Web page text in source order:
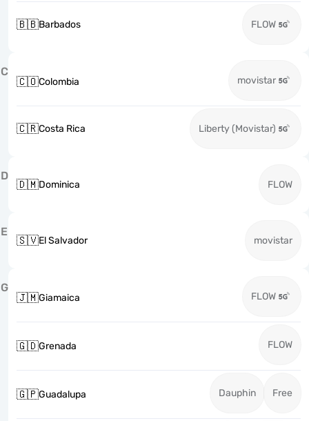
🇧🇧Barbados FLOW
C
🇨🇴Colombia movistar
🇨🇷Costa Rica Liberty (Movistar)
D
🇩🇲Dominica FLOW
E
🇸🇻El Salvador movistar
G
🇯🇲Giamaica FLOW
🇬🇩Grenada FLOW
🇬🇵Guadalupa Dauphin Free